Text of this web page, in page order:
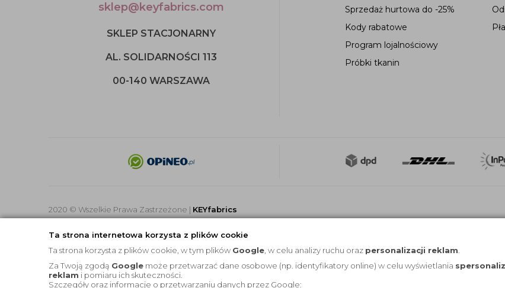
Ta strona internetowa korzysta z plików cookie
Ta strona korzysta z plików cookie, w tym plików Google , w celu analizy ruchu oraz personalizacji reklam
Za Twoją zgodą Google może przetwarzać dane osobowe (np. identyfikatory online) w celu wyświetlania
reklam i pomiaru ich skuteczności.
Szczegóły oraz informacje o przetwarzaniu danych przez Google:
Sprzedaż hurtowa do -25%
Kody rabatowe
Program lojalnościowy
Próbki tkanin
sklep@keyfabrics.com
SKLEP STACJONARNY
AL. SOLIDARNOŚCI 113
00-140 WARSZAWA
2020 © Wszelkie Prawa Zastrzeżone | KEYfabrics